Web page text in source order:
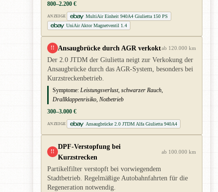
800–2.200 €
ANZEIGE
MultiAir Einheit 940A4 Giulietta 150 PS
UniAir Aktor Magnetventil 1.4
!! Ansaugbrücke durch AGR verkoktab 120.000 km
Der 2.0 JTDM der Giulietta neigt zur Verkokung der
Ansaugbrücke durch das AGR-System, besonders bei
Kurzstreckenbetrieb.
Symptome: Leistungsverlust, schwarzer Rauch,
Drallklappenrisiko, Notbetrieb
300–3.000 €
ANZEIGE Ansaugbrücke 2.0 JTDM Alfa Giulietta 940A4
!!
DPF-Verstopfung bei
Kurzstrecken
ab 100.000 km
Partikelfilter verstopft bei vorwiegendem
Stadtbetrieb. Regelmäßige Autobahnfahrten für die
Regeneration notwendig.